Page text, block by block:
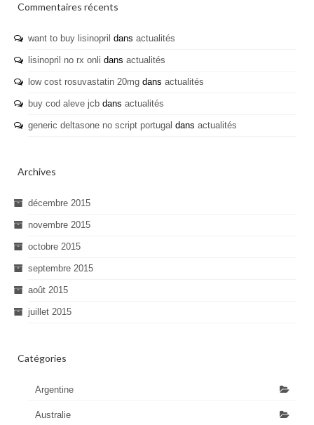
Commentaires récents
want to buy lisinopril dans actualités
lisinopril no rx onli dans actualités
low cost rosuvastatin 20mg dans actualités
buy cod aleve jcb dans actualités
generic deltasone no script portugal dans actualités
Archives
décembre 2015
novembre 2015
octobre 2015
septembre 2015
août 2015
juillet 2015
Catégories
Argentine
Australie